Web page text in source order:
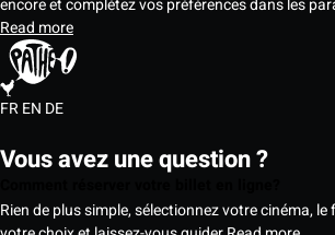
encore et complétez vos préférences dans les
Read more
FREN DE
Vous avez une question ?
Rien de plus simple, sélectionnez votre cinéma, le